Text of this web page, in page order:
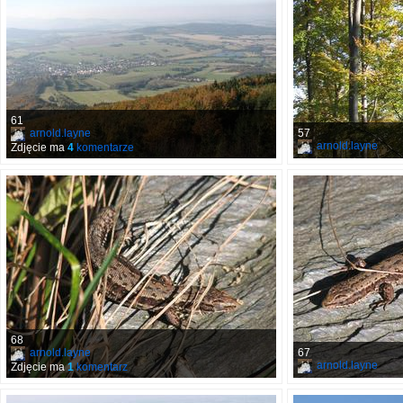
61
arnold.layne
Zdjęcie ma 4komentarze
57
arnold.layne
68
arnold.layne
Zdjęcie ma1komentarz
67
arnold.layne